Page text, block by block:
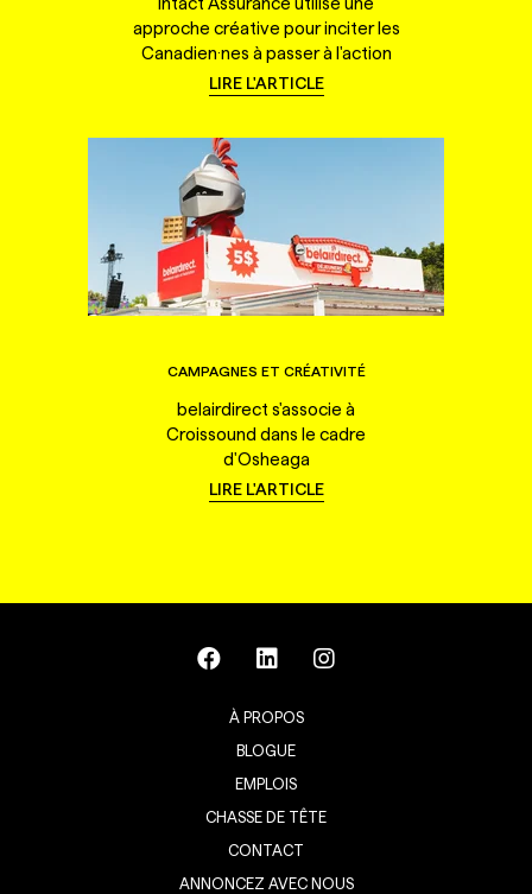
approche créative pour inciter les
Canadien·nes à passer à l'action
LIRE L'ARTICLE
CAMPAGNES ET CRÉATIVITÉ
belairdirect s'associe à
Croissound dans le cadre
d'Osheaga
LIRE L'ARTICLE
À PROPOS
BLOGUE
EMPLOIS
CHASSE DE TÊTE
CONTACT
ANNONCEZ AVEC NOUS